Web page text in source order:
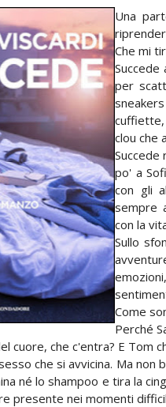
Una
Che mi
Succede
per
cuffiette,
clou che
Succede
po' a
con gli
sempre
con la
Sullo
Come
Perché
cuore, che c'entra? E Tom
che si avvicina. Ma non
né lo shampoo e tira la
presente nei momenti